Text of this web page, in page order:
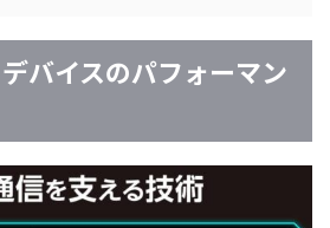
バイスのパフォーマン